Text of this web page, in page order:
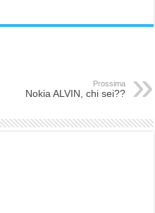
Prossima
Nokia ALVIN, chi sei??